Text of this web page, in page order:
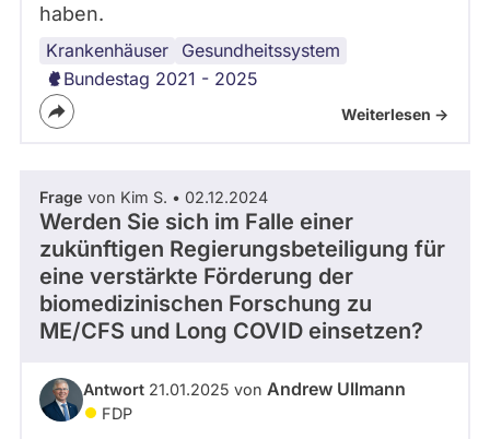
haben.
Krankenhäuser Gesundheitssystem
gesetzliche
Krankenversicherung
Bundestag 2021 - 2025
Weiterlesen ->
Frage von Kim S. • 02.12.2024
Werden Sie sich im Falle einer
zukünftigen Regierungsbeteiligung für
eine verstärkte Förderung der
biomedizinischen Forschung zu
ME/CFS und Long COVID einsetzen?
Antwort 21.01.2025 von Andrew Ullmann
FDP